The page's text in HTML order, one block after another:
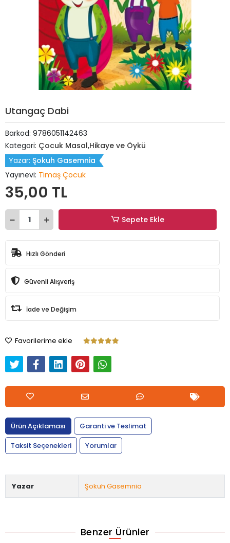
Utangaç Dabi
Barkod: 9786051142463
Kategori: Çocuk Masal,Hikaye ve Öykü
Yazar: Şokuh Gasemnia
Yayınevi: Timaş Çocuk
35,00 TL
Sepete Ekle
Hızlı Gönderi
Güvenli Alışveriş
İade ve Değişim
Favorilerime ekle
Ürün Açıklaması
Garanti ve Teslimat
Taksit Seçenekleri
Yorumlar
Yazar Şokuh Gasemnia
Benzer Ürünler